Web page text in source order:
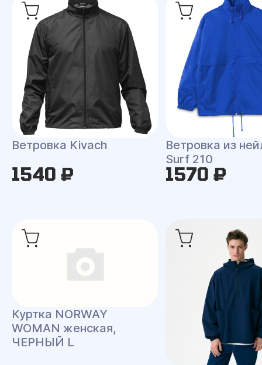
Ветровка Kivach
1540 ₽
Ветровка из
Surf 210
1570 ₽
Куртка NORWAY
WOMAN женская,
ЧЕРНЫЙ L